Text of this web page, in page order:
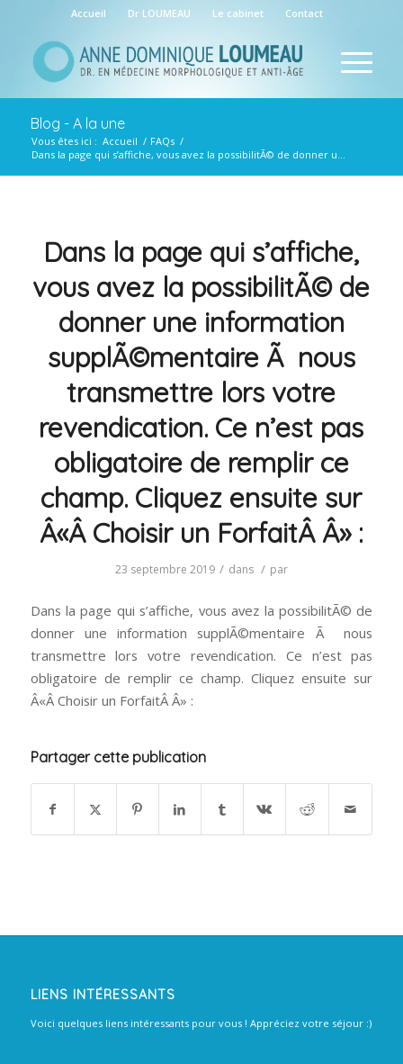
Accueil Dr LOUMEAU Le cabinet Contact
Blog - A la une
Vous êtes ici : Accueil / FAQs /
Dans la page qui s’affiche, vous avez la possibilitÃ© de donner u...
Dans la page qui s’affiche,
vous avez la possibilitÃ© de
donner une information
supplÃ©mentaire Ã nous
transmettre lors votre
revendication. Ce n’est pas
obligatoire de remplir ce
champ. Cliquez ensuite sur
Â«Â Choisir un ForfaitÂ Â» :
23 septembre 2019 / dans / par
Dans la page qui s’affiche, vous avez la possibilitÃ© de
donner une information supplÃ©mentaire Ã nous
transmettre lors votre revendication. Ce n’est pas
obligatoire de remplir ce champ. Cliquez ensuite sur
Â«Â Choisir un ForfaitÂ Â» :
Partager cette publication
LIENS INTÉRESSANTS
Voici quelques liens intéressants pour vous ! Appréciez votre séjour :)